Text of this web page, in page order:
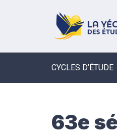
CYCLES D’ÉTUDE
63e